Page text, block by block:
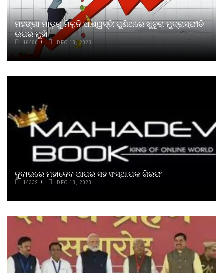
ମହଙ୍ଗା ମାଡ଼ରୁ ମିଳୁନି ଆଶ୍ୱସ୍ତି: ପୁଣିଥରେ ଖୁଚୁରା ମୁଦ୍ରାସ୍ଫୀତି
ଉପର ମୁହାଁ
16490 DEC 13, 2023
ଦୁବାଇରେ ମହାଦେବ ଆପର ସହ ସଂସ୍ଥାପକ ଗିରଫ
14332 DEC 13, 2023